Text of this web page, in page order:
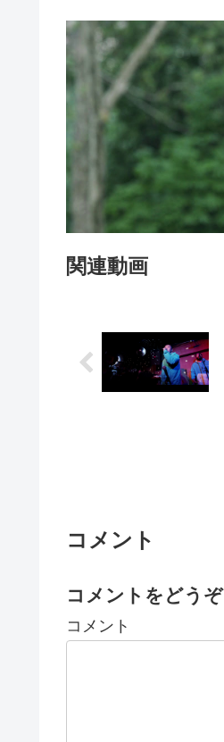
関連動画
コメント
コメントをどうぞ
コメント